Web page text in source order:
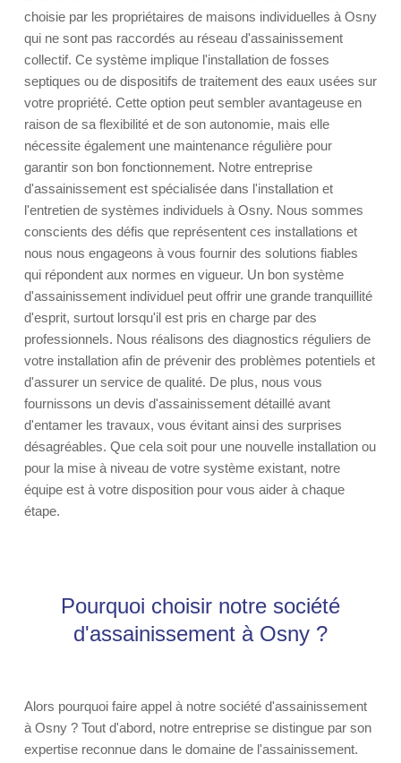
choisie par les propriétaires de maisons individuelles à Osny
qui ne sont pas raccordés au réseau d'assainissement
collectif. Ce système implique l'installation de fosses
septiques ou de dispositifs de traitement des eaux usées sur
votre propriété. Cette option peut sembler avantageuse en
raison de sa flexibilité et de son autonomie, mais elle
nécessite également une maintenance régulière pour
garantir son bon fonctionnement. Notre entreprise
d'assainissement est spécialisée dans l'installation et
l'entretien de systèmes individuels à Osny. Nous sommes
conscients des défis que représentent ces installations et
nous nous engageons à vous fournir des solutions fiables
qui répondent aux normes en vigueur. Un bon système
d'assainissement individuel peut offrir une grande tranquillité
d'esprit, surtout lorsqu'il est pris en charge par des
professionnels. Nous réalisons des diagnostics réguliers de
votre installation afin de prévenir des problèmes potentiels et
d'assurer un service de qualité. De plus, nous vous
fournissons un devis d'assainissement détaillé avant
d'entamer les travaux, vous évitant ainsi des surprises
désagréables. Que cela soit pour une nouvelle installation ou
pour la mise à niveau de votre système existant, notre
équipe est à votre disposition pour vous aider à chaque
étape.
Pourquoi choisir notre société
d'assainissement à Osny ?
Alors pourquoi faire appel à notre société d'assainissement
à Osny ? Tout d'abord, notre entreprise se distingue par son
expertise reconnue dans le domaine de l'assainissement.